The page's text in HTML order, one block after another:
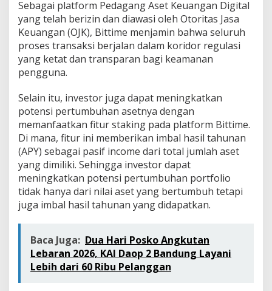
Sebagai platform Pedagang Aset Keuangan Digital
yang telah berizin dan diawasi oleh Otoritas Jasa
Keuangan (OJK), Bittime menjamin bahwa seluruh
proses transaksi berjalan dalam koridor regulasi
yang ketat dan transparan bagi keamanan
pengguna.
Selain itu, investor juga dapat meningkatkan
potensi pertumbuhan asetnya dengan
memanfaatkan fitur staking pada platform Bittime.
Di mana, fitur ini memberikan imbal hasil tahunan
(APY) sebagai pasif income dari total jumlah aset
yang dimiliki. Sehingga investor dapat
meningkatkan potensi pertumbuhan portfolio
tidak hanya dari nilai aset yang bertumbuh tetapi
juga imbal hasil tahunan yang didapatkan.
Baca Juga: Dua Hari Posko Angkutan
Lebaran 2026, KAI Daop 2 Bandung Layani
Lebih dari 60 Ribu Pelanggan